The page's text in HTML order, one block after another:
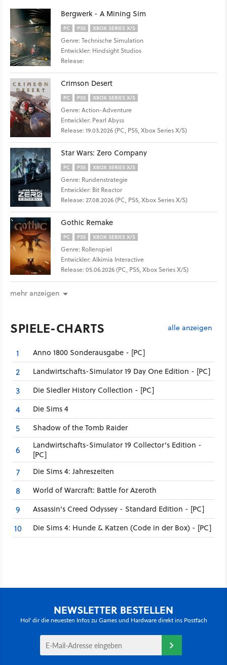
Bergwerk - A Mining Sim
PC PS5 XBOX SERIES X/S
Genre: Technische Simulation
Entwickler: Hindsight Studios
Release:
Crimson Desert
PC PS5 XBOX SERIES X/S
Genre: Action-Adventure
Entwickler: Pearl Abyss
Release: 19.03.2026 (PC, PS5, Xbox Series X/S)
Star Wars: Zero Company
PC PS5 XBOX SERIES X/S
Genre: Rundenstrategie
Entwickler: Bit Reactor
Release: 27.08.2026 (PC, PS5, Xbox Series X/S)
Gothic Remake
PC PS5 XBOX SERIES X/S
Genre: Rollenspiel
Entwickler: Alkimia Interactive
Release: 05.06.2026 (PC, PS5, Xbox Series X/S)
mehr anzeigen
SPIELE-CHARTS alle anzeigen
1 Anno 1800 Sonderausgabe - [PC]
2 Landwirtschafts-Simulator 19 Day One Edition - [PC]
3 Die Siedler History Collection - [PC]
4 Die Sims 4
5 Shadow of the Tomb Raider
6
Landwirtschafts-Simulator 19 Collector's Edition -
[PC]
7 Die Sims 4: Jahreszeiten
8 World of Warcraft: Battle for Azeroth
9 Assassin's Creed Odyssey - Standard Edition - [PC]
10 Die Sims 4: Hunde & Katzen (Code in der Box) - [PC]
NEWSLETTER BESTELLEN
Hol' dir die neuesten Infos zu Games und Hardware direkt ins Postfach